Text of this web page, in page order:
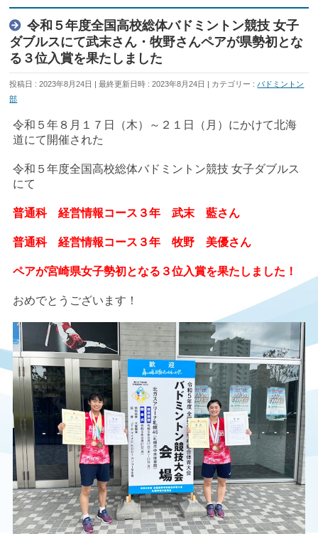
令和５年度全国高校総体バドミントン競技 女子
ダブルスにて武末さん・牧野さんペアが県勢初とな
る３位入賞を果たしました
投稿日 : 2023年8月24日 最終更新日時 : 2023年8月24日 カテゴリー :バドミントン
部
令和５年８月１７日（木）～２１日（月）にかけて北海
道にて開催された
令和５年度全国高校総体バドミントン競技 女子ダブルス
にて
普通科 経営情報コース３年 武末 藍さん
普通科 経営情報コース３年 牧野 美優さん
ペアが宮崎県女子勢初となる３位入賞を果たしました！
おめでとうございます！